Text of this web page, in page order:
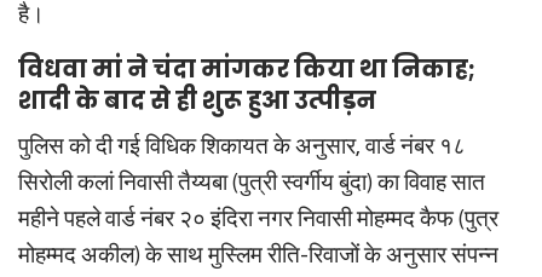
है।
विधवा मां ने चंदा मांगकर किया था निकाह;
शादी के बाद से ही शुरू हुआ उत्पीड़न
पुलिस को दी गई विधिक शिकायत के अनुसार, वार्ड नंबर १८
सिरोली कलां निवासी तैय्यबा (पुत्री स्वर्गीय बुंदा) का विवाह सात
महीने पहले वार्ड नंबर २० इंदिरा नगर निवासी मोहम्मद कैफ (पुत्र
मोहम्मद अकील) के साथ मुस्लिम रीति-रिवाजों के अनुसार संपन्न